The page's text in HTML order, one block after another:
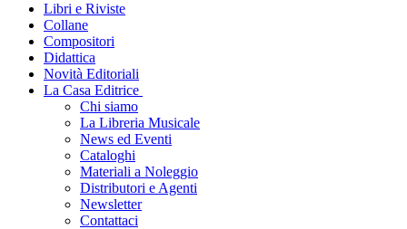
Libri e Riviste
Collane
Compositori
Didattica
Novità Editoriali
La Casa Editrice
Chi siamo
La Libreria Musicale
News ed Eventi
Cataloghi
Materiali a Noleggio
Distributori e Agenti
Newsletter
Contattaci